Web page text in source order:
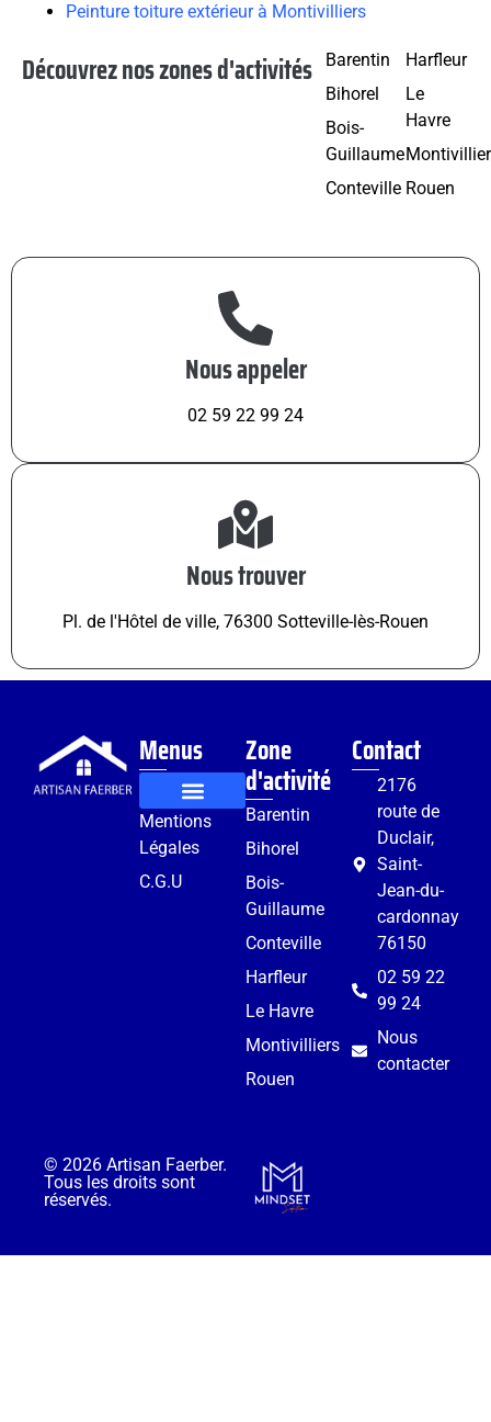
Peinture toiture extérieur à Montivilliers
Découvrez nos zones d'activités
Barentin
Bihorel
Bois-
Guillaume
Conteville
Harfleur
Le
Havre
Rouen
Nous appeler
02 59 22 99 24
Nous trouver
Pl. de l'Hôtel de ville, 76300 Sotteville-lès-Rouen
Menus
Mentions
Légales
C.G.U
Zone
d'activité
Barentin
Bihorel
Bois-
Guillaume
Conteville
Harfleur
Le Havre
Montivilliers
Rouen
Contact
2176
route de
Duclair,
Saint-
Jean-du-
cardonnay
76150
02 59 22
99 24
Nous
contacter
© 2026 Artisan Faerber.
Tous les droits sont
réservés.